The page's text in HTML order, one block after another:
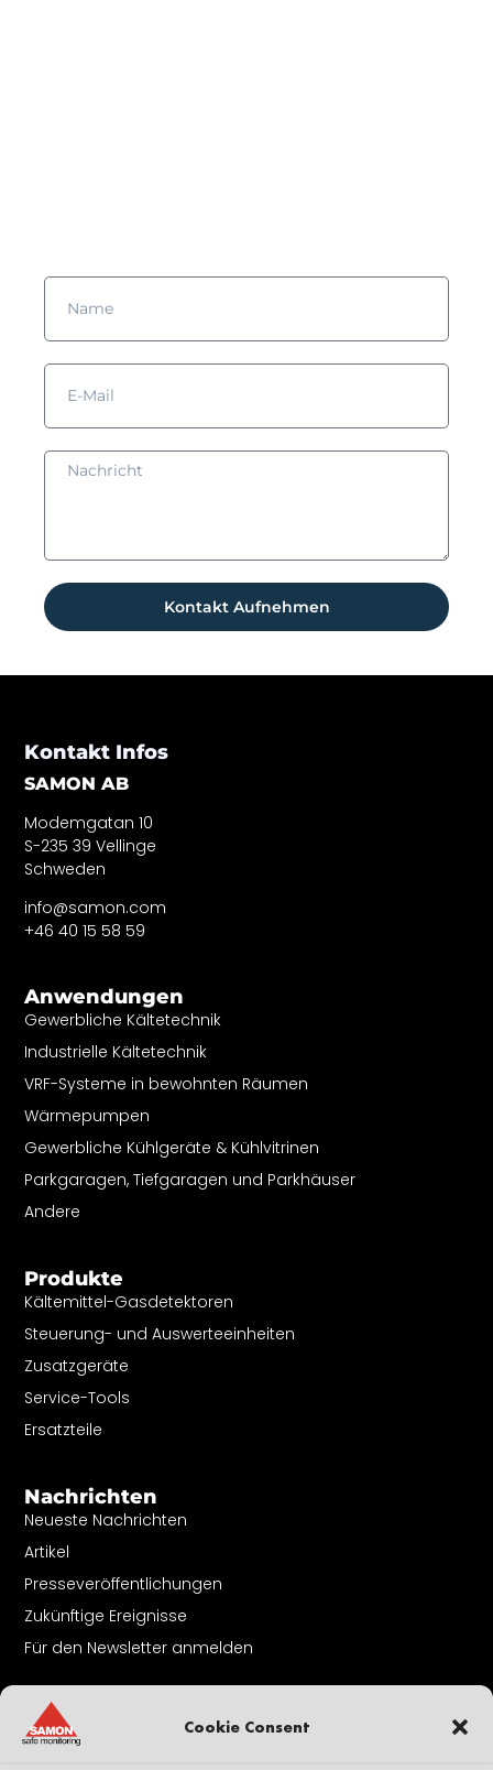
Cookie Consent
Kontakt Aufnehmen
Kontakt Infos
SAMON AB
Modemgatan 10
S-235 39 Vellinge
Schweden
info@samon.com
+46 40 15 58 59
Anwendungen
Gewerbliche Kältetechnik
Industrielle Kältetechnik
VRF-Systeme in bewohnten Räumen
Wärmepumpen
Gewerbliche Kühlgeräte & Kühlvitrinen
Parkgaragen, Tiefgaragen und Parkhäuser
Andere
Produkte
Kältemittel-Gasdetektoren
Steuerung- und Auswerteeinheiten
Zusatzgeräte
Service-Tools
Ersatzteile
Nachrichten
Neueste Nachrichten
Artikel
Presseveröffentlichungen
Zukünftige Ereignisse
Für den Newsletter anmelden
Über Uns
Kontakt